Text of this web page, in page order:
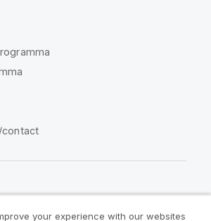
your experience with our websites